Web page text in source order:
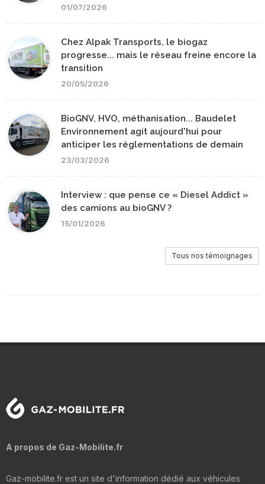
01/07/2026
Chez Alpak Transports, le biogaz
progresse... mais le réseau freine encore la
transition
20/05/2026
BioGNV, HVO, méthanisation... Baudelet
Environnement agit aujourd'hui pour
anticiper les réglementations de demain
23/03/2026
Interview : que pense ce « Diesel Addict »
des camions au bioGNV ?
15/01/2026
Tous nos témoignages
A propos de Gaz-Mobilite.fr
Gaz-mobilite.fr est un site d'information dédié aux véhicules